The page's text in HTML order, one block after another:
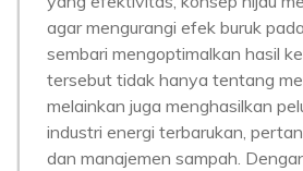
agar mengurangi efek buruk
sembari mengoptimalkan hasil
tersebut tidak hanya tentang
melainkan juga menghasilkan
industri energi terbarukan,
dan manajemen sampah.